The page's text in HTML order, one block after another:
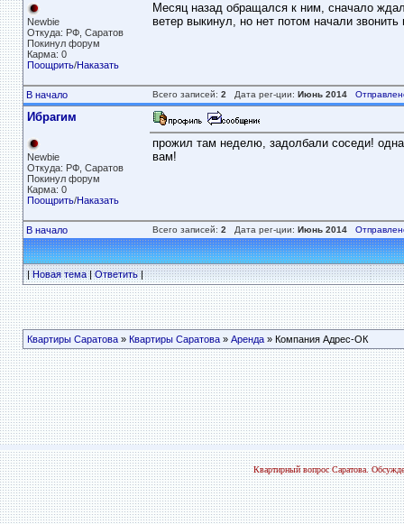
Newbie
Откуда: РФ, Саратов
Покинул форум
Карма: 0
Поощрить/Наказать
Месяц назад обращался к ним, сначало
ветер выкинул, но нет потом начали
В начало Всего записей: 2 Дата рег-ции: Июнь 2014
Ибрагим
Newbie
Откуда: РФ, Саратов
Покинул форум
Карма: 0
Поощрить/Наказать
прожил там неделю, задолбали соседи!
вам!
В начало Всего записей: 2 Дата рег-ции: Июнь 2014
|Новая тема|Ответить|
Квартиры Саратова» Квартиры Саратова» Аренда» Компания Адрес-ОК
Квартирный вопрос Саратова.